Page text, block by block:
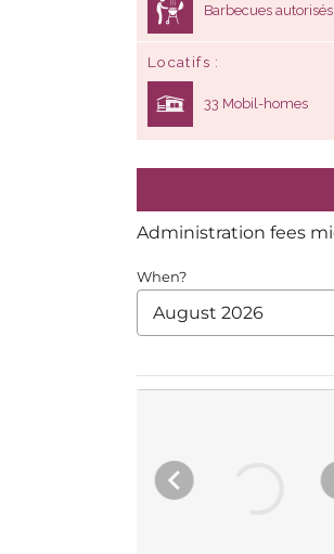
Barbecues autorisés
Locatifs
33 Mobil-homes